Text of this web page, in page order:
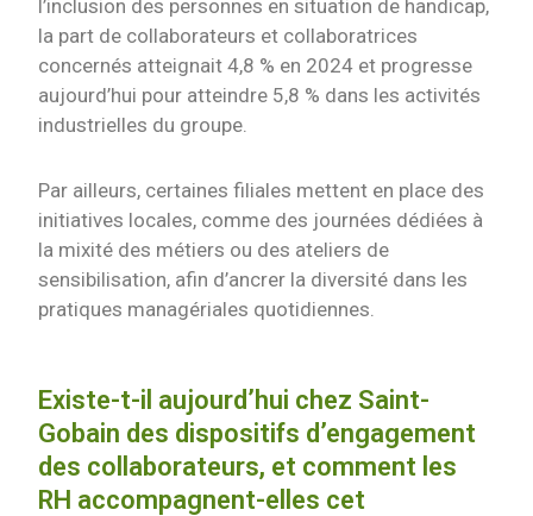
l’inclusion des personnes en situation de handicap,
la part de collaborateurs et collaboratrices
concernés atteignait 4,8 % en 2024 et progresse
aujourd’hui pour atteindre 5,8 % dans les activités
industrielles du groupe.
Par ailleurs, certaines filiales mettent en place des
initiatives locales, comme des journées dédiées à
la mixité des métiers ou des ateliers de
sensibilisation, afin d’ancrer la diversité dans les
pratiques managériales quotidiennes.
Existe-t-il aujourd’hui chez Saint-
Gobain des dispositifs d’engagement
des collaborateurs, et comment les
RH accompagnent-elles cet